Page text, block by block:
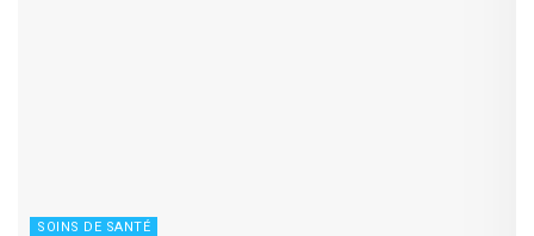
SOINS DE SANTÉ